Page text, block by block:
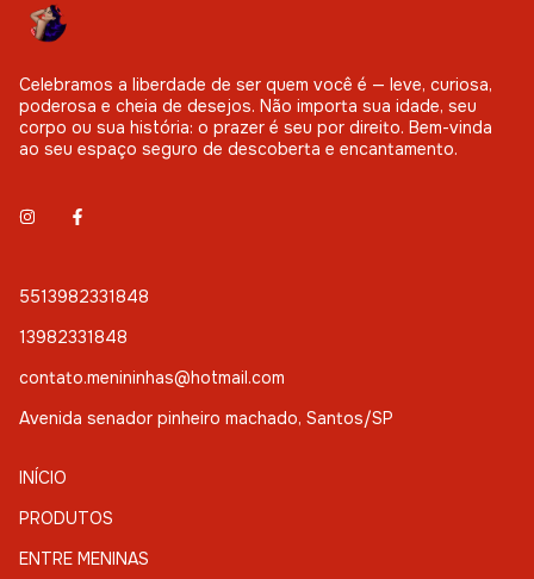
Celebramos a liberdade de ser quem você é — leve, curiosa,
poderosa e cheia de desejos. Não importa sua idade, seu
corpo ou sua história: o prazer é seu por direito. Bem-vinda
ao seu espaço seguro de descoberta e encantamento.
5513982331848
13982331848
contato.menininhas@hotmail.com
Avenida senador pinheiro machado, Santos/SP
INÍCIO
PRODUTOS
ENTRE MENINAS